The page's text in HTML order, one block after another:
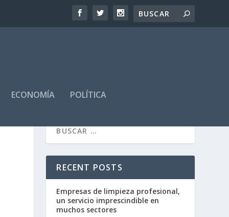
ECONOMÍA POLÍTICA
RECENT POSTS
Empresas de limpieza profesional,
un servicio imprescindible en
muchos sectores